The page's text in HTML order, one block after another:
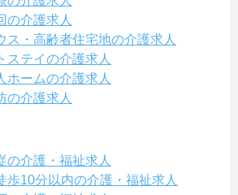
の介護求人
ス・高齢者住宅地の介護求人
ステイの介護求人
ホームの介護求人
の介護求人
の介護・福祉求人
歩10分以内の介護・福祉求人